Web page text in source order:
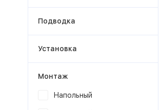
Подводка
Установка
Монтаж
Напольный